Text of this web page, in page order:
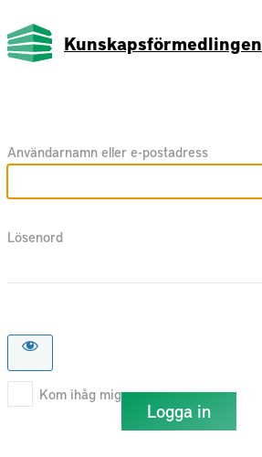
Kunskapsförmedlingen
Användarnamn eller e-postadress
Lösenord
Kom ihåg mig